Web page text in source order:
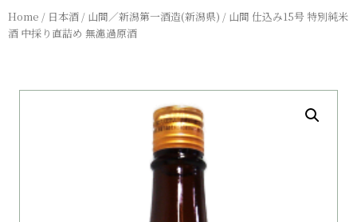
Home / 日本酒 / 山間／新潟第一酒造(新潟県) / 山間 仕込み15号 特別純米
酒 中採り直詰め 無濾過原酒